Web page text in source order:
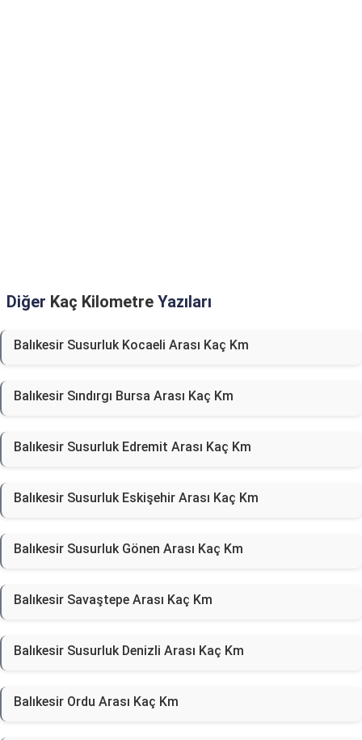
Diğer Kaç Kilometre Yazıları
Balıkesir Susurluk Kocaeli Arası Kaç Km
Balıkesir Sındırgı Bursa Arası Kaç Km
Balıkesir Susurluk Edremit Arası Kaç Km
Balıkesir Susurluk Eskişehir Arası Kaç Km
Balıkesir Susurluk Gönen Arası Kaç Km
Balıkesir Savaştepe Arası Kaç Km
Balıkesir Susurluk Denizli Arası Kaç Km
Balıkesir Ordu Arası Kaç Km